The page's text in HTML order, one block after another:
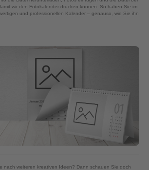
wir den Fotokalender drucken können. So haben Sie im
und professionellen Kalender – genauso, wie Sie ihn
nach weiteren kreativen Ideen? Dann schauen Sie doch